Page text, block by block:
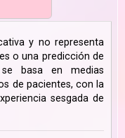
y no representa
o una predicción de
basa en medias
de pacientes, con la
sesgada de